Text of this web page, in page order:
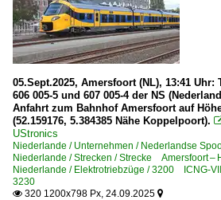
Unternehmen
ELL - European Locomotive
05.Sept.2025, Amersfoort (NL), 13:41 Uhr:
606 005-5 und 607 005-4 der NS
Anfahrt zum Bahnhof Amersfoort auf
(52.159176, 5.384385 Nähe Koppelpoort).
UStronics
Niederlande / Unternehmen / Nederlandse
Niederlande / Strecken / Strecke Amersfoort –
Niederlande / Elektrotriebzüge / 3200 ICNG-
3230
 320 1200x798 Px, 24.09.2025 